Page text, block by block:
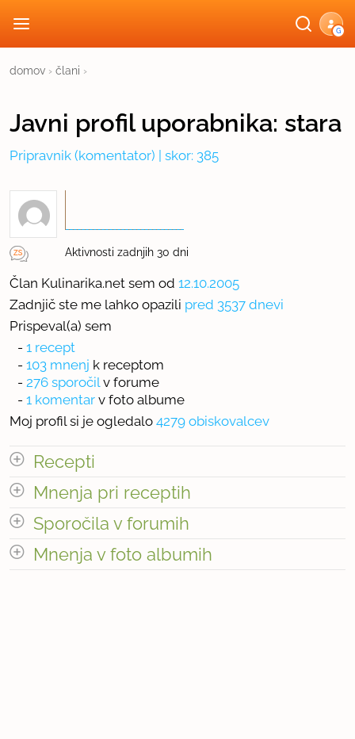
G
domov › člani ›
Javni profiluporabnika: stara
Pripravnik (komentator) | skor: 385
Aktivnosti zadnjih 30 dni
Član Kulinarika.net sem od 12.10.2005
Zadnjič ste me lahko opazili pred 3537 dnevi
Prispeval(a) sem
- 1 recept
- 103 mnenj k receptom
- 276 sporočil v forume
- 1 komentar v foto albume
Moj profil si je ogledalo 4279 obiskovalcev
Recepti
Število receptov: 1
Mnenja pri receptih
odpri vse
« prejšnja 1 11 naslednja Â»
Sporočila v forumih
odpri vse
Mnenja v foto albumih